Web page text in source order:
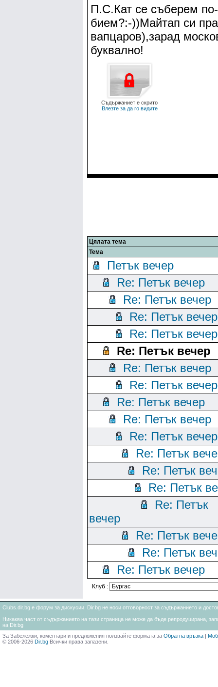
П.С.Кат се съберем
бием?:-))Майтап си
вапцаров),зарад
буквално!
Съдържаниет е скрито
Влезте за да го видите
Цялата тема
Тема
Петък вечер
Re: Петък вечер
Re: Петък вечер
Re: Петък вечер
Re: Петък вечер
Re: Петък вечер
Re: Петък вечер
Re: Петък вечер
Re: Петък вечер
Re: Петък вечер
Re: Петък вечер
Re: Петък
Re: Петък
Re: Петък
Re: Петък
вечер
Re: Петък
Re: Петък
Re: Петък вечер
Клуб :
Clubs.dir.bg е форум за дискусии. Dir.bg не носи отговорност за съдържанието и
Никаква част от съдържанието на тази страница не може да бъде репродуцирана,
на Dir.bg
За Забележки, коментари и предложения ползвайте формата за Обратна връзка |
© 2006-2026 Dir.bg Всички права запазени.